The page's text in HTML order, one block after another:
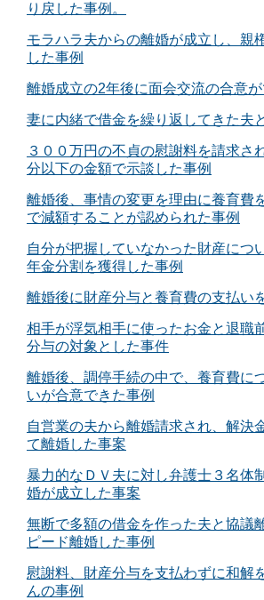
り戻した事例。
モラハラ夫からの離婚が成立し、親
した事例
離婚成立の2年後に面会交流の合意
妻に内緒で借金を繰り返してきた夫
３００万円の不貞の慰謝料を請求さ
分以下の金額で示談した事例
離婚後、事情の変更を理由に養育費
で減額することが認められた事例
自分が把握していなかった財産につ
年金分割を獲得した事例
離婚後に財産分与と養育費の支払い
相手が浮気相手に使ったお金と退職
分与の対象とした事件
離婚後、調停手続の中で、養育費に
いが合意できた事例
自営業の夫から離婚請求され、解決
て離婚した事案
暴力的なＤＶ夫に対し弁護士３名体
婚が成立した事案
無断で多額の借金を作った夫と協議
ピード離婚した事例
慰謝料、財産分与を支払わずに和解
んの事例